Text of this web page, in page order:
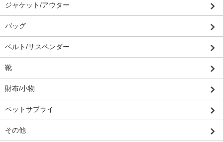
ジャケット/アウター
バッグ
ベルト/サスペンダー
靴
財布/小物
ペットサプライ
その他